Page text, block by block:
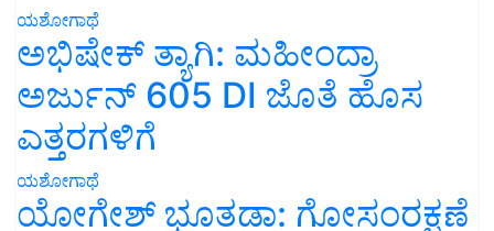
ಯಶೋಗಾಥೆ
ಅಭಿಷೇಕ್ ತ್ಯಾಗಿ: ಮಹೀಂದ್ರಾ
ಅರ್ಜುನ್ 605 DI ಜೊತೆ ಹೊಸ
ಎತ್ತರಗಳಿಗೆ
ಯಶೋಗಾಥೆ
ಯೋಗೇಶ್ ಭೂತಡಾ: ಗೋಸಂರಕ್ಷಣೆ